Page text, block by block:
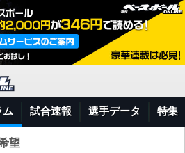
ム 試合速報 選手データ 特集
望